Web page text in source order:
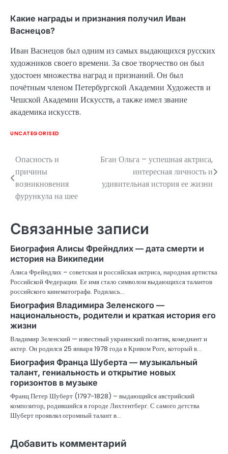
Какие награды и признания получил Иван
Васнецов?
Иван Васнецов был одним из самых выдающихся русских
художников своего времени. За свое творчество он был
удостоен множества наград и признаний. Он был
почётным членом Петербургской Академии Художеств и
Чешской Академии Искусств, а также имел звание
академика искусств.
UNCATEGORISED
Навигация
по
записям
Опасность и
причины
возникновения
фурункула на шее
Бган Ольга – успешная актриса,
интересная личность и
удивительная история ее жизни
Связанные записи
Биография Алисы Фрейндлих — дата смерти и
история на Википедии
Алиса Фрейндлих – советская и российская актриса, народная артистка
Российской Федерации. Ее имя стало символом выдающихся талантов
российского кинематографа. Родилась…
Биография Владимира Зеленского —
национальность, родители и краткая история его
жизни
Владимир Зеленский — известный украинский политик, комедиант и
актер. Он родился 25 января 1978 года в Кривом Роге, который в…
Биография Франца Шуберта — музыкальный
талант, гениальность и открытие новых
горизонтов в музыке
Франц Петер Шуберт (1797-1828) – выдающийся австрийский
композитор, родившийся в городе Лихтентберг. С самого детства
Шуберт проявлял огромный талант в…
Добавить комментарий